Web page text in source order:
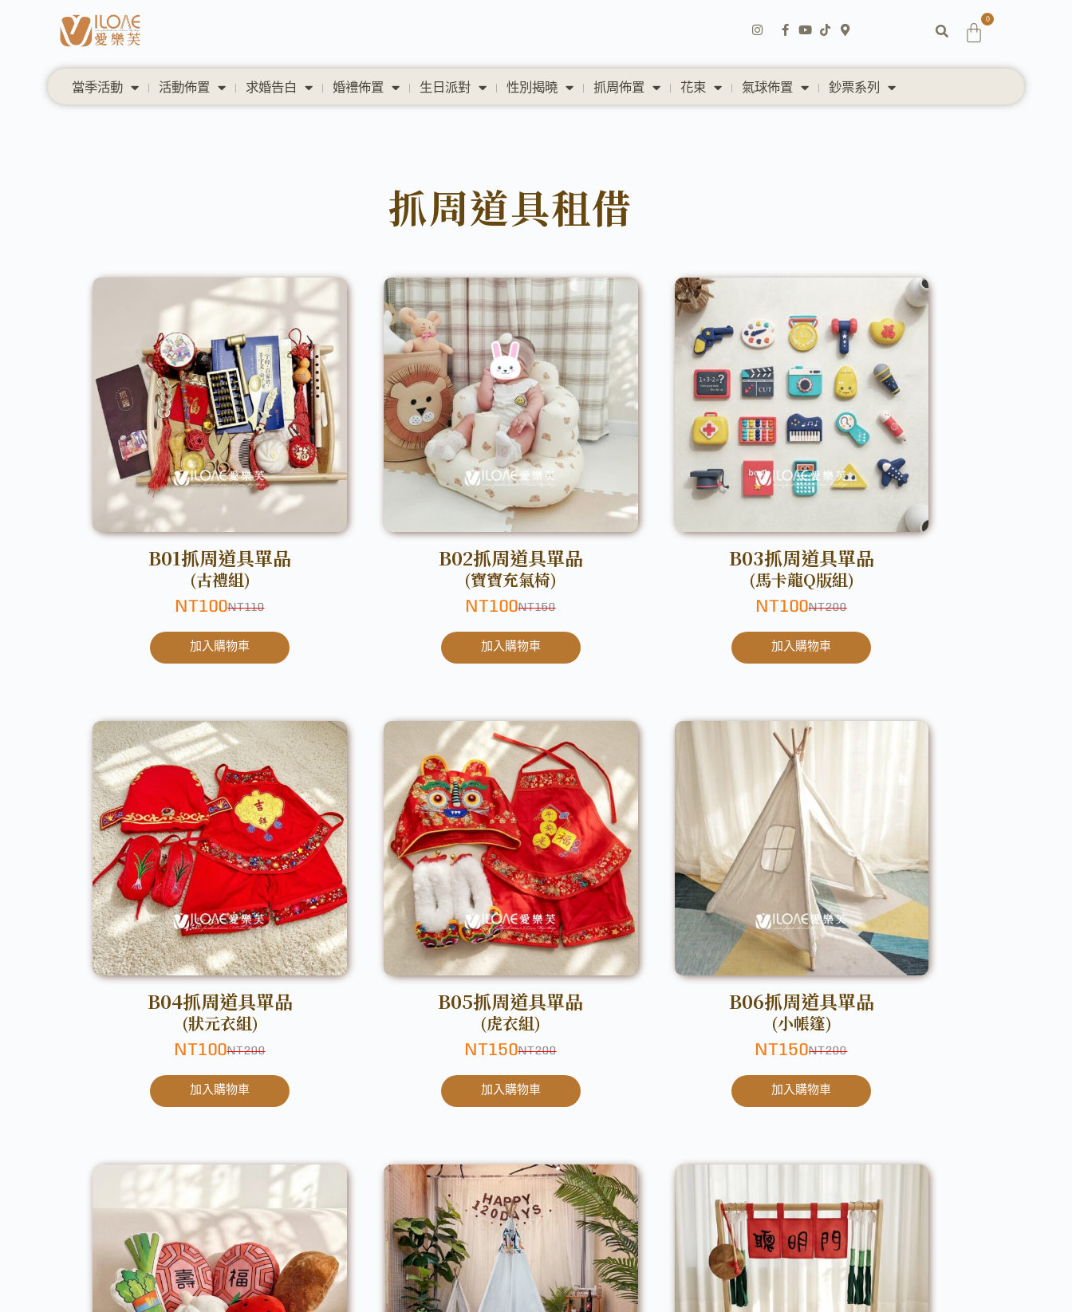
0
當季活動 活動佈置 求婚告白 婚禮佈置 生日派對 性別揭曉 抓周佈置 花束 氣球佈置 鈔票系列
抓周道具租借
B01抓周道具單品
(古禮組)
NT110
NT100
加入購物車
B02抓周道具單品
(寶寶充氣椅)
NT150
NT100
加入購物車
B03抓周道具單品
(馬卡龍Q版組)
NT200
NT100
加入購物車
B04抓周道具單品
(狀元衣組)
NT200
NT100
加入購物車
B05抓周道具單品
(虎衣組)
NT200
NT150
加入購物車
B06抓周道具單品
(小帳篷)
NT200
NT150
加入購物車